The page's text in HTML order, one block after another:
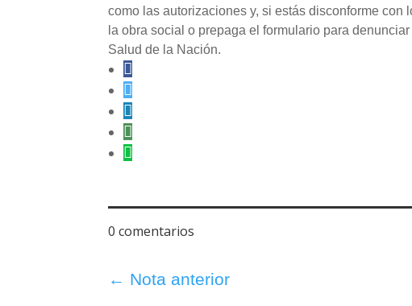
como las autorizaciones y, si estás disconforme
la obra social o prepaga el formulario para
Salud de la Nación.
0 comentarios
← Nota anterior